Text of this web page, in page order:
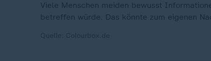
Viele Menschen meiden bewusst
betreffen würde. Das könnte zum eigenen